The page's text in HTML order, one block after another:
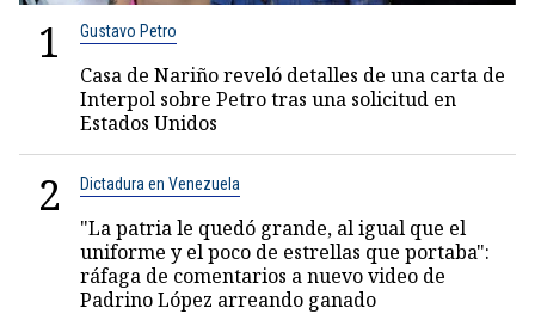
1 Gustavo Petro
Casa de Nariño reveló detalles de una carta de
Interpol sobre Petro tras una solicitud en
Estados Unidos
2 Dictadura en Venezuela
"La patria le quedó grande, al igual que el
uniforme y el poco de estrellas que portaba":
ráfaga de comentarios a nuevo video de
Padrino López arreando ganado